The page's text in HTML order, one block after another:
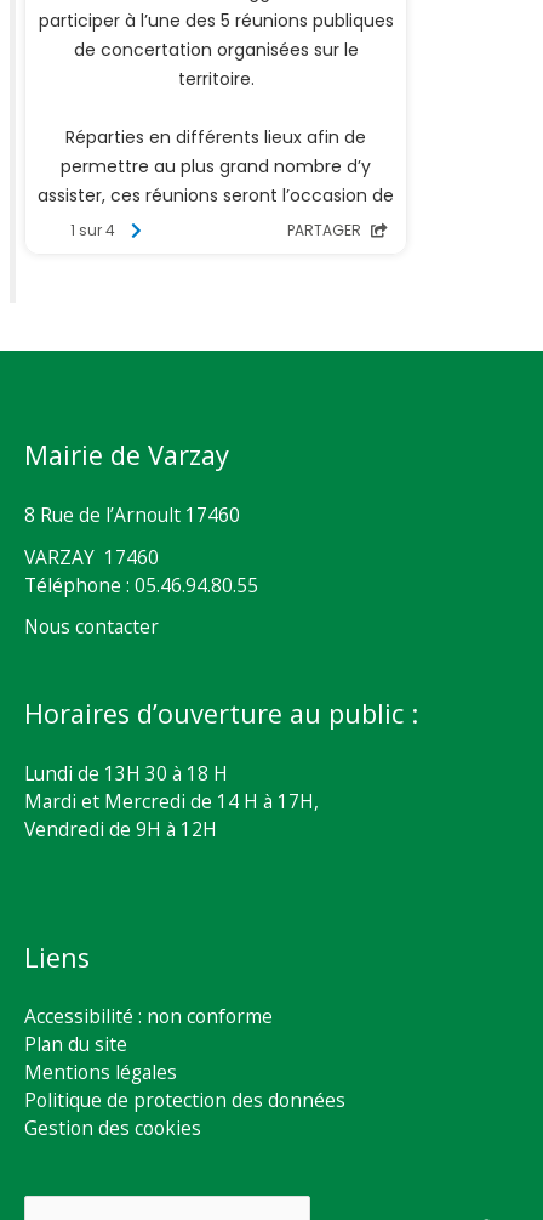
Mairie de Varzay
8 Rue de l’Arnoult 17460
VARZAY 17460
Téléphone : 05.46.94.80.55
Nous contacter
Horaires d’ouverture au public :
Lundi de 13H 30 à 18 H
Mardi et Mercredi de 14 H à 17H,
Vendredi de 9H à 12H
Liens
Accessibilité : non conforme
Plan du site
Mentions légales
Politique de protection des données
Gestion des cookies